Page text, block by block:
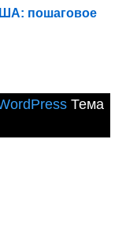
пошаговое
Тема